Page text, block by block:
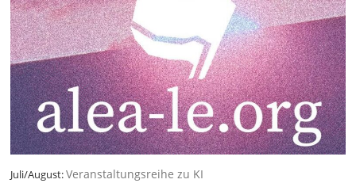
Juli/August:Veranstaltungsreihe zu KI